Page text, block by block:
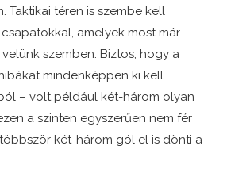
Taktikai téren is szembe kell
amelyek most már
szemben. Biztos, hogy a
mindenképpen ki kell
– volt például két-három olyan
a szinten egyszerűen nem fér
két-három gól el is dönti a